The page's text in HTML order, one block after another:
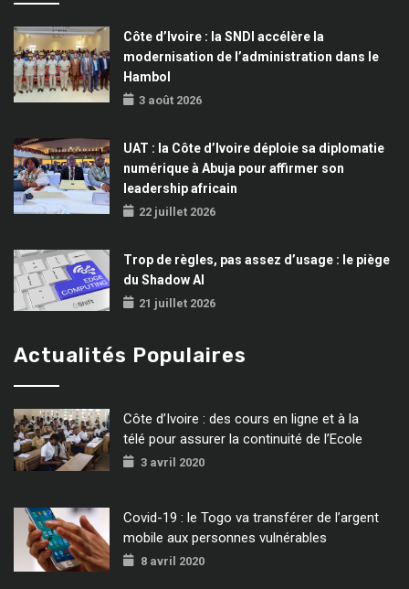
Côte d’Ivoire : la SNDI accélère la
modernisation de l’administration dans le
Hambol
3 août 2026
UAT : la Côte d’Ivoire déploie sa diplomatie
numérique à Abuja pour affirmer son
leadership africain
22 juillet 2026
Trop de règles, pas assez d’usage : le piège
du Shadow AI
21 juillet 2026
Actualités Populaires
Côte d’Ivoire : des cours en ligne et à la
télé pour assurer la continuité de l’Ecole
3 avril 2020
Covid-19 : le Togo va transférer de l’argent
mobile aux personnes vulnérables
8 avril 2020